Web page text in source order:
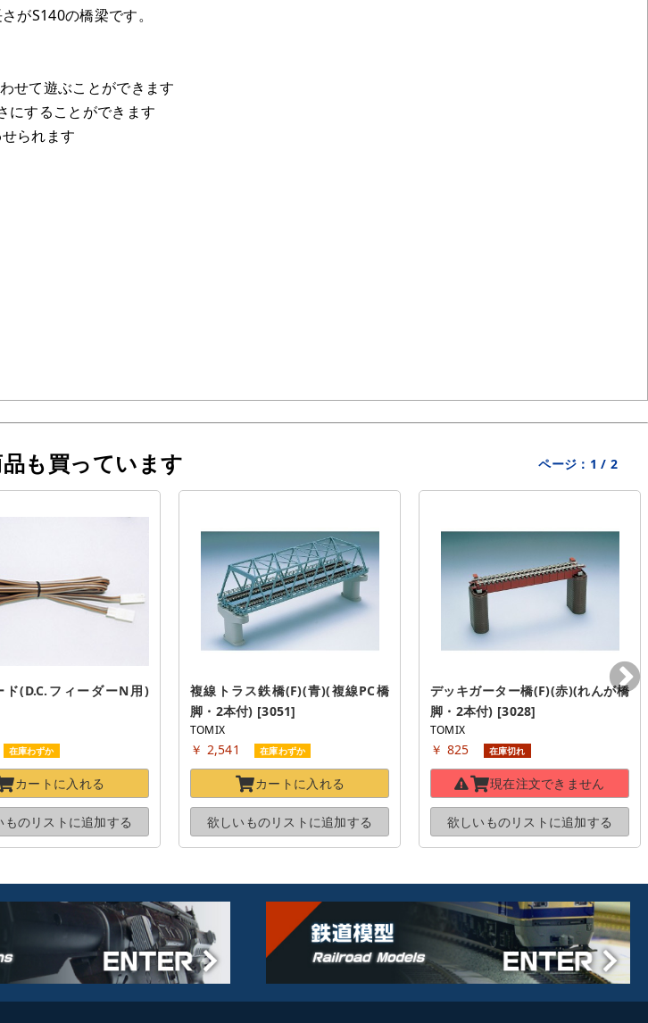
がS140の橋梁です。
せて遊ぶことができます
にすることができます
られます
品も買っています ページ： 1 / 2
ド(D.C.フィーダーN用)
在庫わずか
カートに入れる
ものリストに追加する
複線トラス鉄橋(F)(青)(複線PC橋
脚・2本付) [3051]
TOMIX
￥ 2,541 在庫わずか
カートに入れる
欲しいものリストに追加する
デッキガーター橋(F)(赤)(れんが橋
脚・2本付) [3028]
TOMIX
￥ 825 在庫切れ
現在注文できません
欲しいものリストに追加する